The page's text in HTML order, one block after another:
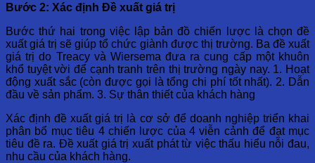
Bước 2: Xác định Đề xuất giá trị
Bước thứ hai trong việc lập bản đồ chiến lược là chọn đề
xuất giá trị sẽ giúp tổ chức giành được thị trường. Ba đề xuất
giá trị do Treacy và Wiersema đưa ra cung cấp một khuôn
khổ tuyệt vời để cạnh tranh trên thị trường ngày nay. 1. Hoạt
động xuất sắc (còn được gọi là tổng chi phí tốt nhất). 2. Dẫn
đầu về sản phẩm. 3. Sự thân thiết của khách hàng
Xác định đề xuất giá trị là cơ sở để doanh nghiệp triển khai
phân bổ mục tiêu 4 chiến lược của 4 viễn cảnh để đạt mục
tiêu đề ra. Đề xuất giá trị xuất phát từ việc thấu hiểu nỗi đau,
nhu cầu của khách hàng.